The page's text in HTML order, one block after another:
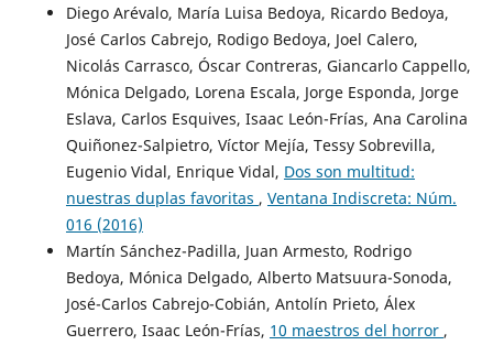
Diego Arévalo, María Luisa Bedoya, Ricardo Bedoya,
José Carlos Cabrejo, Rodigo Bedoya, Joel Calero,
Nicolás Carrasco, Óscar Contreras, Giancarlo Cappello,
Mónica Delgado, Lorena Escala, Jorge Esponda, Jorge
Eslava, Carlos Esquives, Isaac León-Frías, Ana Carolina
Quiñonez-Salpietro, Víctor Mejía, Tessy Sobrevilla,
Eugenio Vidal, Enrique Vidal, Dos son multitud:
nuestras duplas favoritas , Ventana Indiscreta: Núm.
016 (2016)
Martín Sánchez-Padilla, Juan Armesto, Rodrigo
Bedoya, Mónica Delgado, Alberto Matsuura-Sonoda,
José-Carlos Cabrejo-Cobián, Antolín Prieto, Álex
Guerrero, Isaac León-Frías, 10 maestros del horror ,